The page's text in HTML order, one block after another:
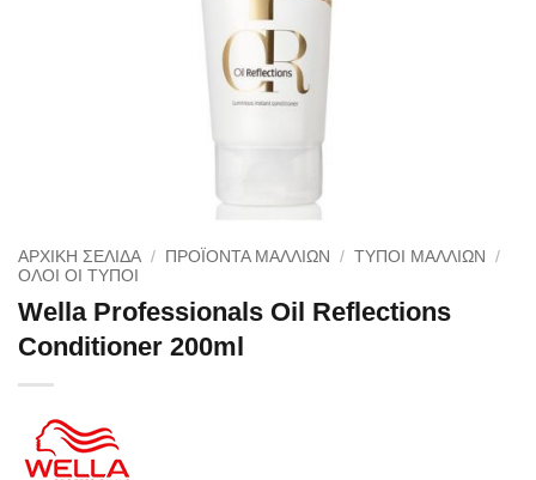
ΑΡΧΙΚΉ ΣΕΛΊΔΑ / ΠΡΟΪΟΝΤΑ ΜΑΛΛΙΩΝ / ΤΥΠΟΙ ΜΑΛΛΙΩΝ
/
ΌΛΟΙ ΟΙ ΤΎΠΟΙ
Wella Professionals Oil Reflections
Conditioner 200ml